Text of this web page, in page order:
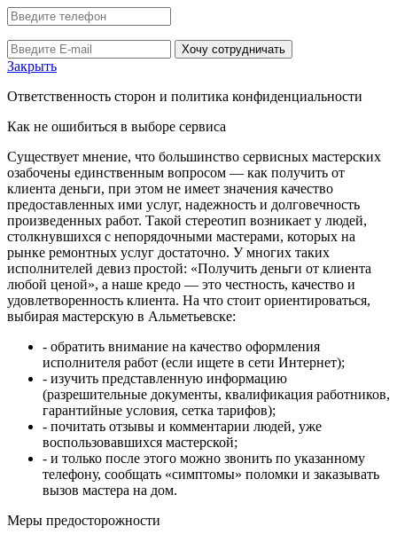
Хочу сотрудничать
Закрыть
Ответственность сторон и политика конфиденциальности
Как не ошибиться в выборе сервиса
Существует мнение, что большинство сервисных мастерских
озабочены единственным вопросом — как получить от
клиента деньги, при этом не имеет значения качество
предоставленных ими услуг, надежность и долговечность
произведенных работ. Такой стереотип возникает у людей,
столкнувшихся с непорядочными мастерами, которых на
рынке ремонтных услуг достаточно. У многих таких
исполнителей девиз простой: «Получить деньги от клиента
любой ценой», а наше кредо — это честность, качество и
удовлетворенность клиента. На что стоит ориентироваться,
выбирая мастерскую в Альметьевске:
- обратить внимание на качество оформления
исполнителя работ (если ищете в сети Интернет);
- изучить представленную информацию
(разрешительные документы, квалификация работников,
гарантийные условия, сетка тарифов);
- почитать отзывы и комментарии людей, уже
воспользовавшихся мастерской;
- и только после этого можно звонить по указанному
телефону, сообщать «симптомы» поломки и заказывать
вызов мастера на дом.
Меры предосторожности